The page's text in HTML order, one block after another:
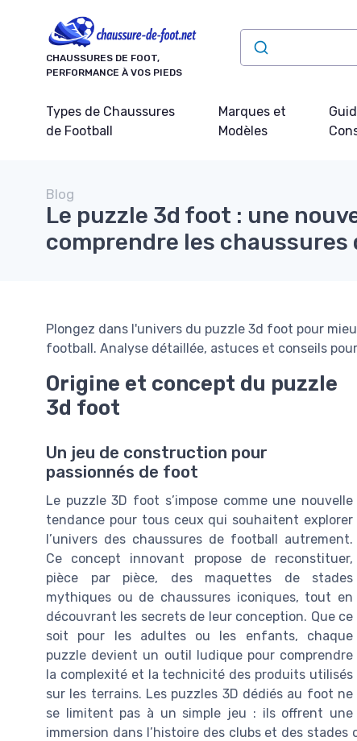
CHAUSSURES DE FOOT,
PERFORMANCE À VOS PIEDS
Types de Chaussures
de Football
Marques et
Modèles
Blog
Le puzzle 3d foot : une
comprendre les chaussures
Plongez dans l'univers du puzzle 3d foot pour
football. Analyse détaillée, astuces et conseils
Origine et concept du puzzle
3d foot
Un jeu de construction pour
passionnés de foot
Le puzzle 3D foot s’impose comme une nouvelle
tendance pour tous ceux qui souhaitent explorer
l’univers des chaussures de football autrement.
Ce concept innovant propose de reconstituer,
pièce par pièce, des maquettes de stades
mythiques ou de chaussures iconiques, tout en
découvrant les secrets de leur conception. Que ce
soit pour les adultes ou les enfants, chaque
puzzle devient un outil ludique pour comprendre
la complexité et la technicité des produits utilisés
sur les terrains. Les puzzles 3D dédiés au foot ne
se limitent pas à un simple jeu : ils offrent une
immersion dans l’histoire des clubs et des stades